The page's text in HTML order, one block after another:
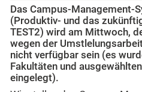
Das Campus-Management-
(Produktiv- und das
TEST2) wird am Mittwoch,
wegen der
nicht verfügbar sein (es
Fakultäten und
eingelegt).